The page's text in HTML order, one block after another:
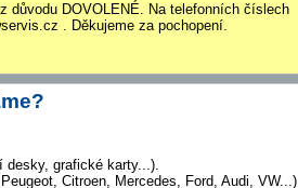
důvodu DOVOLENÉ. Na telefonních číslech
. Děkujeme za pochopení.
desky, grafické karty...).
Citroen, Mercedes, Ford, Audi, VW...)